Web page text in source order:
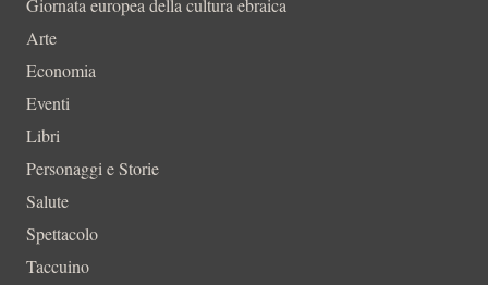
Giornata europea della cultura ebraica
Arte
Economia
Eventi
Libri
Personaggi e Storie
Salute
Spettacolo
Taccuino